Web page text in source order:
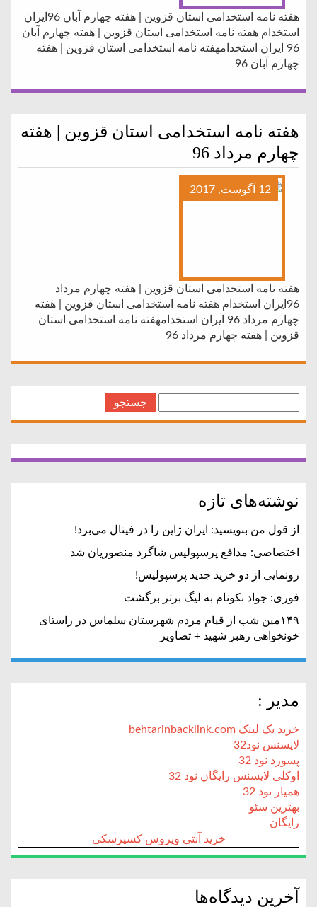
هفته نامه استخدامی استان قزوین | هفته چهارم آبان 96ایران
استخدام هفته نامه استخدامی استان قزوین | هفته چهارم آبان
96 ایران استخدامهفته نامه استخدامی استان قزوین | هفته
چهارم آبان 96
هفته نامه استخدامی استان قزوین | هفته
چهارم مرداد 96
12 آگوست, 2017
هفته نامه استخدامی استان قزوین | هفته چهارم مرداد
96ایران استخدام هفته نامه استخدامی استان قزوین | هفته
چهارم مرداد 96 ایران استخدامهفته نامه استخدامی استان
قزوین | هفته چهارم مرداد 96
نوشته‌های تازه
از قول من بنویسید: ایران ژاپن را در فینال می‌برد!
اختصاصی: مدافع پرسپولیس شاگرد منصوریان شد
رونمایی از دو خرید جدید پرسپولیس!
فوری: جواد نکونام به لیگ برتر برگشت
۱۴۹مین شب از قیام مردم شهرستان سلماس در راستای
خونخواهی رهبر شهید + تصاویر
مدیر :
خرید بک لینک behtarinbacklink.com
لایسنس نود32
پسورد نود 32
اوکلی لایسنس رایگان نود 32
همیار نود 32
بهترین سئو
رایگان
خرید آنتی ویروس کسپرسکی
آخرین دیدگاه‌ها